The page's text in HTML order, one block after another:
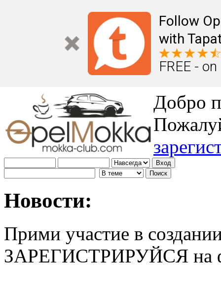
Follow
with
FREE -
Добро
Новости:
Прими участие в
ЗАРЕГИСТРИРУЙСЯ на